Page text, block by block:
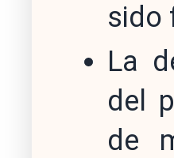
sido
La
del
de